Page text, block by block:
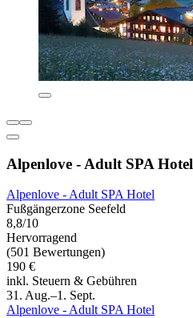
Alpenlove - Adult SPA Hotel
Alpenlove - Adult SPA Hotel
Fußgängerzone Seefeld
8,8/10
Hervorragend
(501 Bewertungen)
190 €
inkl. Steuern & Gebühren
31. Aug.–1. Sept.
Alpenlove - Adult SPA Hotel